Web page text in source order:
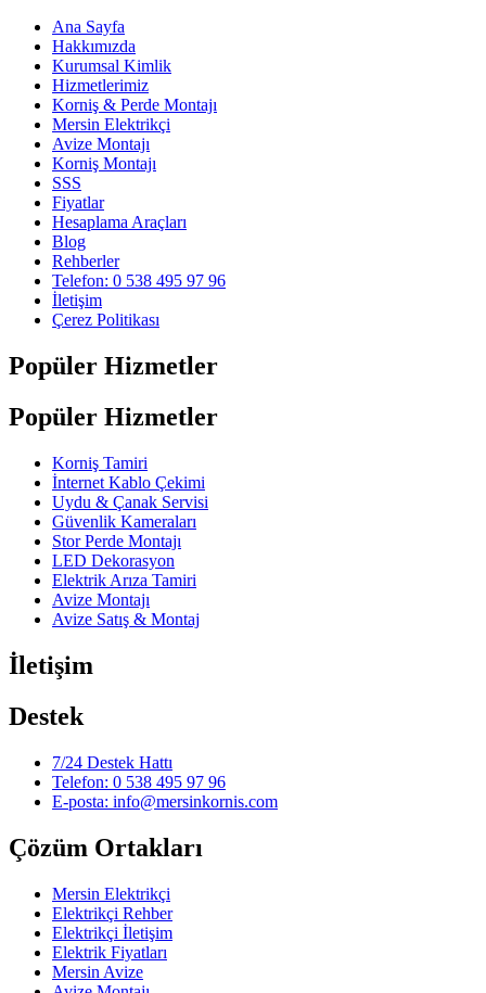
Ana Sayfa
Hakkımızda
Kurumsal Kimlik
Hizmetlerimiz
Korniş & Perde Montajı
Mersin Elektrikçi
Avize Montajı
Korniş Montajı
SSS
Fiyatlar
Hesaplama Araçları
Blog
Rehberler
Telefon: 0 538 495 97 96
İletişim
Çerez Politikası
Popüler Hizmetler
Popüler Hizmetler
Korniş Tamiri
İnternet Kablo Çekimi
Uydu & Çanak Servisi
Güvenlik Kameraları
Stor Perde Montajı
LED Dekorasyon
Elektrik Arıza Tamiri
Avize Montajı
Avize Satış & Montaj
İletişim
Destek
7/24 Destek Hattı
Telefon: 0 538 495 97 96
E-posta: info@mersinkornis.com
Çözüm Ortakları
Mersin Elektrikçi
Elektrikçi Rehber
Elektrikçi İletişim
Elektrik Fiyatları
Mersin Avize